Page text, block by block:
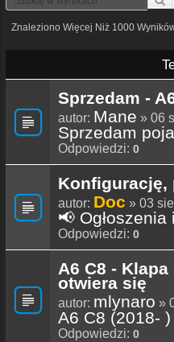
Znaleziono Więcej Niż 1000
Sprzedam -
autor: Mane » 06
Sprzedam
Odpowiedzi: 0
Konfigurację,
autor: Doc » 03
📢
Odpowiedzi: 0
A6 C8 -
otwiera się
autor: mlynaro »
A6 C8 (2018- )
Odpowiedzi: 0